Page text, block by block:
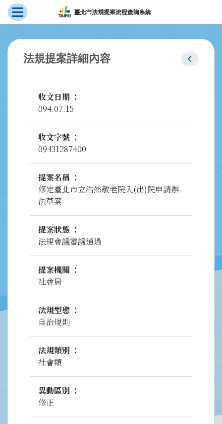
跳到主要內容
展開選單
法規提案詳細內容 chevron_left
收文日期
094.07.15
收文字號
09431287400
提案名稱
修定臺北市立浩然敬老院入(出)院申請辦
法草案
提案狀態
法規會議審議通過
提案機關
社會局
法規型態
自治規則
法規類別
社會類
異動區別
修正